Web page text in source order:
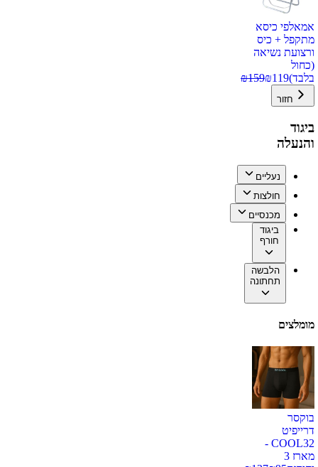
אמאלפי כיסא
מתקפל + כיס
ורצועת נשיאה
(כחול
בלבד)
₪119
₪159
חזור
ביגוד
והנעלה
נעליים
חולצות
מכנסיים
ביגוד
חורף
הלבשה
תחתונה
מומלצים
בוקסר
דרייפיט
COOL32 -
מארז 3